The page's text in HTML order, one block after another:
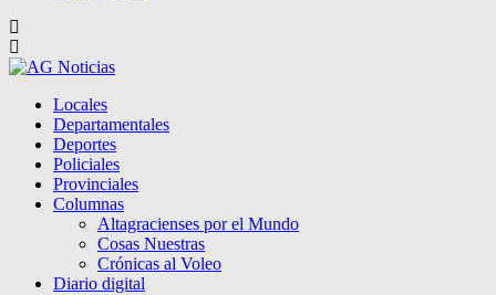
Locales
Departamentales
Deportes
Policiales
Provinciales
Columnas
Altagracienses por el Mundo
Cosas Nuestras
Crónicas al Voleo
Diario digital